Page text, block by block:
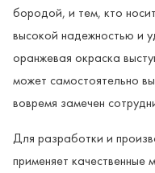
бородой, и тем, кто
высокой надежностью и
оранжевая окраска
может самостоятельно
вовремя замечен
Для разработки и
применяет